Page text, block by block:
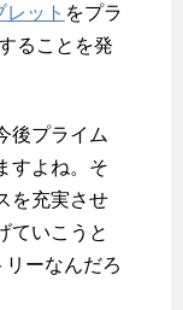
レット をプラ
ることを発
後プライム
すよね。そ
を充実させ
ていこうと
ーなんだろ